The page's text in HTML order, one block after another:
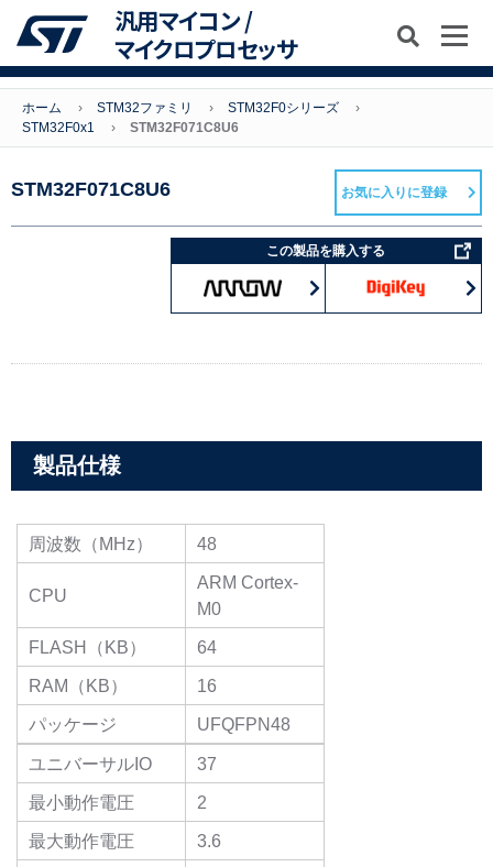
汎用マイコン /
マイクロプロセッサ
ホーム STM32ファミリ
STM32F0シリーズ
STM32F0x1
STM32F071C8U6
STM32F071C8U6
この製品を購入する
お気に入りに登録
製品仕様
周波数（MHz） 48
CPU
ARM Cortex-
M0
FLASH（KB）
64
RAM（KB）
16
パッケージ
UFQFPN48
ユニバーサルIO
37
最小動作電圧
2
最大動作電圧
3.6